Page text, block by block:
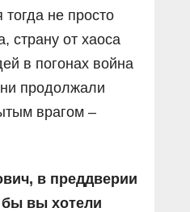
не просто
страну от хаоса
в погонах война
продолжали
врагом –
в преддверии
вы хотели